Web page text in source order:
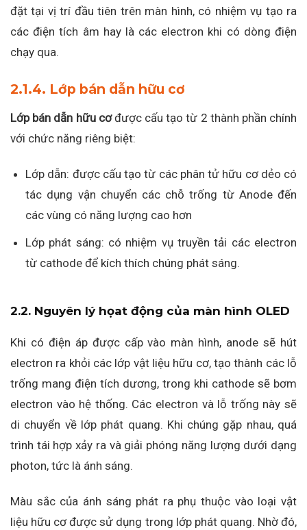
đặt tại vị trí đầu tiên trên màn hình, có nhiệm vụ tạo ra
các điện tích âm hay là các electron khi có dòng điện
chạy qua.
2.1.4. Lớp bán dẫn hữu cơ
Lớp bán dẫn hữu cơđược cấu tạo từ 2 thành phần chính
với chức năng riêng biệt:
Lớp dẫn: được cấu tạo từ các phân tử hữu cơ dẻo có
tác dụng vận chuyển các chỗ trống từ Anode đến
các vùng có năng lượng cao hơn
Lớp phát sáng: có nhiệm vụ truyền tải các electron
từ cathode để kích thích chúng phát sáng.
2.2. Nguyên lý họat động của màn hình OLED
Khi có điện áp được cấp vào màn hình, anode sẽ hút
electron ra khỏi các lớp vật liệu hữu cơ, tạo thành các lỗ
trống mang điện tích dương, trong khi cathode sẽ bơm
electron vào hệ thống. Các electron và lỗ trống này sẽ
di chuyển về lớp phát quang. Khi chúng gặp nhau, quá
trình tái hợp xảy ra và giải phóng năng lượng dưới dạng
photon, tức là ánh sáng.
Màu sắc của ánh sáng phát ra phụ thuộc vào loại vật
liệu hữu cơ được sử dụng trong lớp phát quang. Nhờ đó,